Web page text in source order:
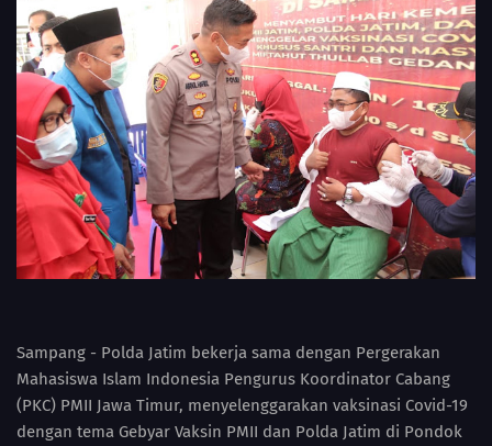
Sampang - Polda Jatim bekerja sama dengan Pergerakan
Mahasiswa Islam Indonesia Pengurus Koordinator Cabang
(PKC) PMII Jawa Timur, menyelenggarakan vaksinasi Covid-19
dengan tema Gebyar Vaksin PMII dan Polda Jatim di Pondok